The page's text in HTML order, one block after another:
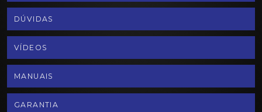
DÚVIDAS
VÍDEOS
MANUAIS
GARANTIA